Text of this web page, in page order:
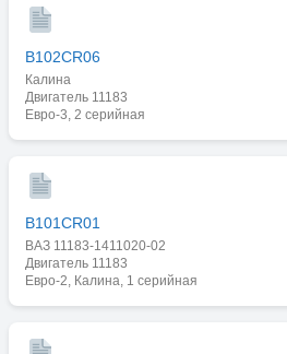
B102CR06
Калина
Двигатель 11183
Евро-3, 2 серийная
B101CR01
ВАЗ 11183-1411020-02
Двигатель 11183
Евро-2, Калина, 1 серийная